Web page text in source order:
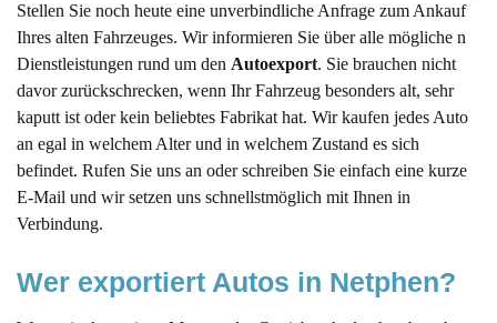
Stellen Sie noch heute eine unverbindliche Anfrage zum Ankauf
Ihres alten Fahrzeuges. Wir informieren Sie über alle mögliche n
Dienstleistungen rund um den Autoexport. Sie brauchen nicht
davor zurückschrecken, wenn Ihr Fahrzeug besonders alt, sehr
kaputt ist oder kein beliebtes Fabrikat hat. Wir kaufen jedes Auto
an egal in welchem Alter und in welchem Zustand es sich
befindet. Rufen Sie uns an oder schreiben Sie einfach eine kurze
E-Mail und wir setzen uns schnellstmöglich mit Ihnen in
Verbindung.
Wer exportiert Autos in Netphen?